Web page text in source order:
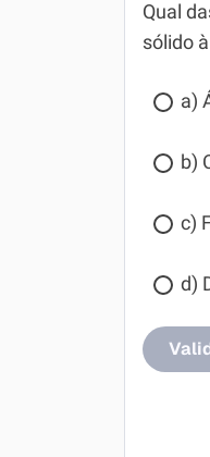
Qual
sólido
a)
b)
c)
d)